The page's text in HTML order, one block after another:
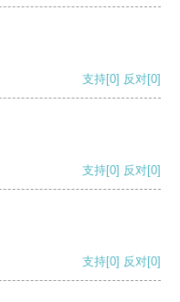
支持[0] 反对[0]
支持[0] 反对[0]
支持[0] 反对[0]